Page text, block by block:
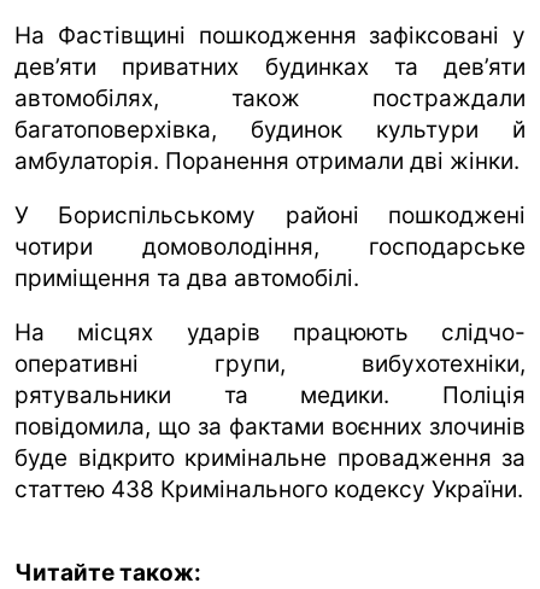
На Фастівщині пошкодження зафіксовані у
дев’яти приватних будинках та дев’яти
автомобілях, також постраждали
багатоповерхівка, будинок культури й
амбулаторія. Поранення отримали дві жінки.
У Бориспільському районі пошкоджені
чотири домоволодіння, господарське
приміщення та два автомобілі.
На місцях ударів працюють слідчо-
оперативні групи, вибухотехніки,
рятувальники та медики. Поліція
повідомила, що за фактами воєнних злочинів
буде відкрито кримінальне провадження за
статтею 438 Кримінального кодексу України.
Читайте також: